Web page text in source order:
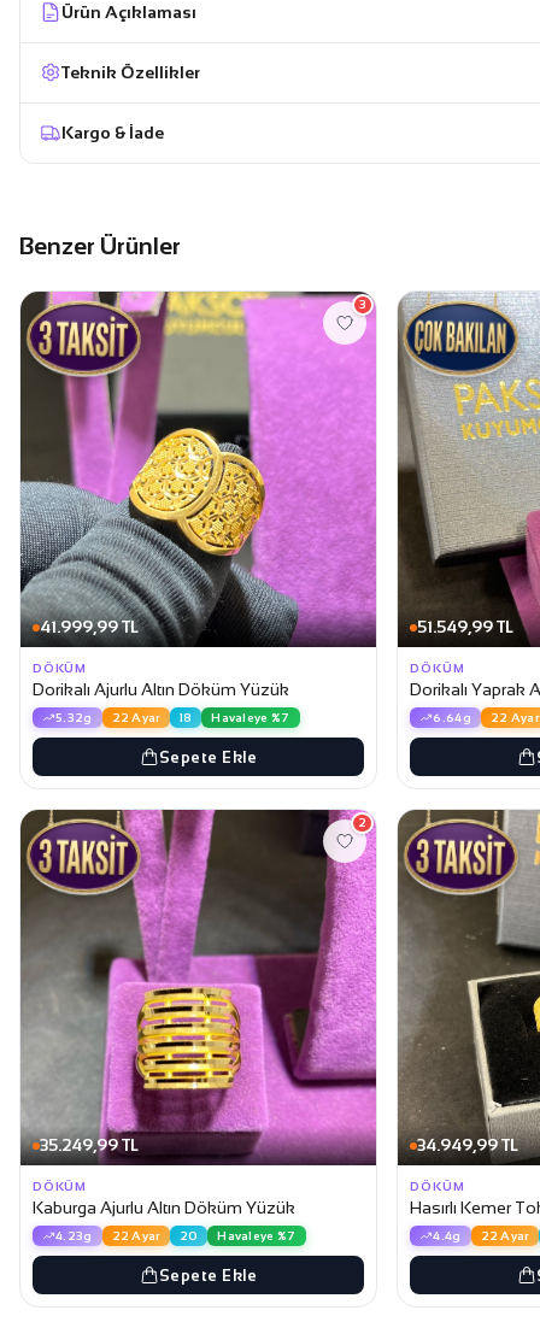
Ürün Açıklaması
Teknik Özellikler
Kargo & İade
Benzer Ürünler
41.999,99 TL
3
DÖKÜM
Dorikalı Ajurlu Altın Döküm Yüzük
5.32g 22 Ayar 18 Havaleye %7
Sepete Ekle
51.549,99 TL
DÖKÜM
Dorikalı Yaprak
6.64g 22 Ayar
35.249,99 TL
2
DÖKÜM
Kaburga Ajurlu Altın Döküm Yüzük
4.23g 22 Ayar 20 Havaleye %7
Sepete Ekle
34.949,99 TL
DÖKÜM
Hasırlı Kemer
4.4g 22 Ayar